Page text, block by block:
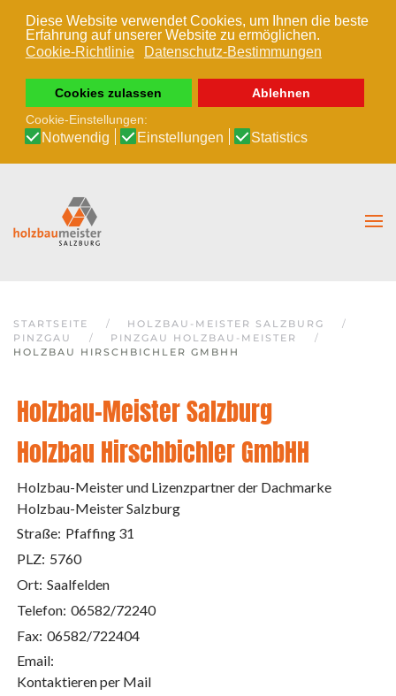
Diese Website verwendet Cookies, um Ihnen die beste
Erfahrung auf unserer Website zu ermöglichen.
Cookie-Richtlinie
Datenschutz-Bestimmungen
Cookies zulassen
Ablehnen
Cookie-Einstellungen:
Notwendig Einstellungen Statistics
Zum Hauptinhalt springen
STARTSEITE
HOLZBAU-MEISTER SALZBURG
PINZGAU
PINZGAU HOLZBAU-MEISTER
HOLZBAU HIRSCHBICHLER GMBHH
Holzbau-Meister Salzburg
Holzbau Hirschbichler GmbHH
Holzbau-Meister und Lizenzpartner der Dachmarke
Holzbau-Meister Salzburg
Straße: Pfaffing 31
PLZ: 5760
Ort: Saalfelden
Telefon: 06582/72240
Fax: 06582/722404
Email:
Kontaktieren per Mail